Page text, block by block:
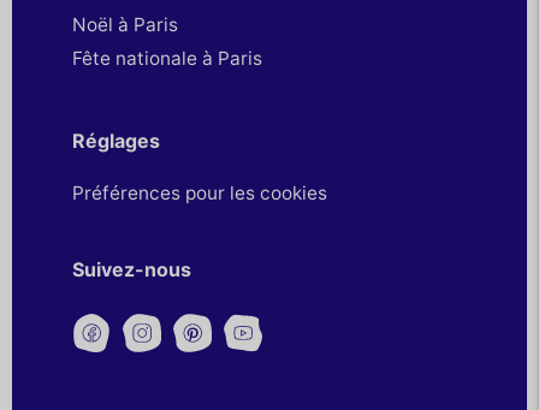
Noël à Paris
Fête nationale à Paris
Réglages
Préférences pour les cookies
Suivez-nous